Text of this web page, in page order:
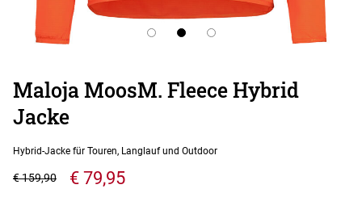
Maloja MoosM. Fleece Hybrid
Jacke
Hybrid-Jacke für Touren, Langlauf und Outdoor
€ 79,95
€ 159,90